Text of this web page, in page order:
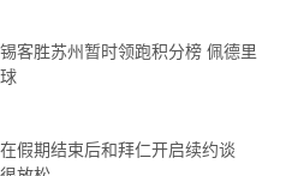
客胜苏州暂时领跑积分榜 佩德里
假期结束后和拜仁开启续约谈